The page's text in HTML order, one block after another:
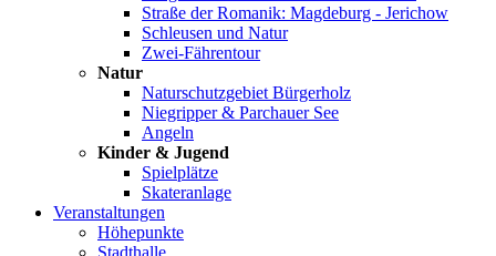
Straße der Romanik: Magdeburg - Jerichow
Schleusen und Natur
Zwei-Fährentour
Natur
Naturschutzgebiet Bürgerholz
Niegripper & Parchauer See
Angeln
Kinder & Jugend
Spielplätze
Skateranlage
Veranstaltungen
Höhepunkte
Stadthalle